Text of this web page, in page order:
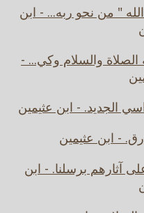
" من نحو ربه... - ابن
والسلام وكي... -
الجديد. - ابن عثيمين
- ابن عثيمين
آثارهم برسلنا. - ابن